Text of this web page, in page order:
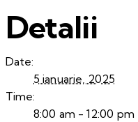
Detalii
Date:
5 ianuarie, 2025
Time:
8:00 am - 12:00 pm